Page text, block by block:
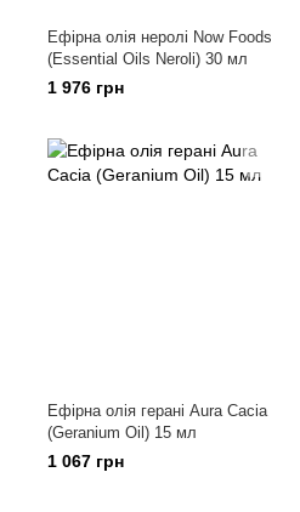
Ефірна олія неролі Now Foods
(Essential Oils Neroli) 30 мл
1 976 грн
Ефірна олія герані Aura Cacia
(Geranium Oil) 15 мл
1 067 грн